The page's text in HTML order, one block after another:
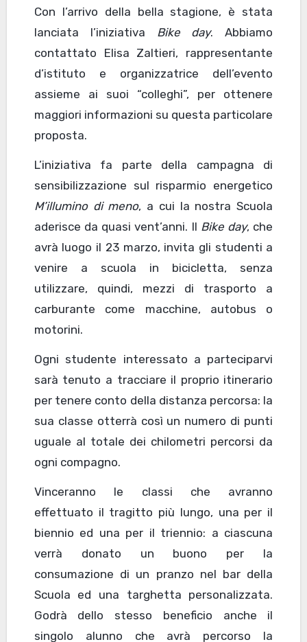
Con l’arrivo della bella stagione, è stata
lanciata l’iniziativa Bike day. Abbiamo
contattato Elisa Zaltieri, rappresentante
d’istituto e organizzatrice dell’evento
assieme ai suoi “colleghi”, per ottenere
maggiori informazioni su questa particolare
proposta.
L’iniziativa fa parte della campagna di
sensibilizzazione sul risparmio energetico
M’illumino di meno, a cui la nostra Scuola
aderisce da quasi vent’anni. Il Bike day, che
avrà luogo il 23 marzo, invita gli studenti a
venire a scuola in bicicletta, senza
utilizzare, quindi, mezzi di trasporto a
carburante come macchine, autobus o
motorini.
Ogni studente interessato a parteciparvi
sarà tenuto a tracciare il proprio itinerario
per tenere conto della distanza percorsa: la
sua classe otterrà così un numero di punti
uguale al totale dei chilometri percorsi da
ogni compagno.
Vinceranno le classi che avranno
effettuato il tragitto più lungo, una per il
biennio ed una per il triennio: a ciascuna
verrà donato un buono per la
consumazione di un pranzo nel bar della
Scuola ed una targhetta personalizzata.
Godrà dello stesso beneficio anche il
singolo alunno che avrà percorso la